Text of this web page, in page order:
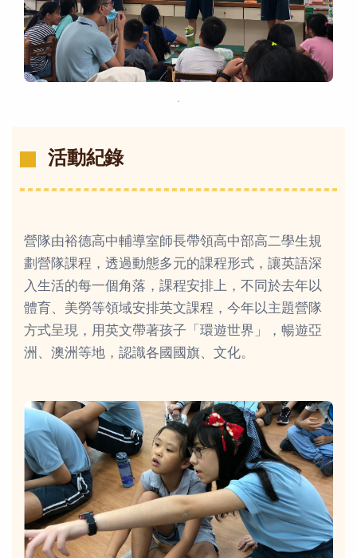
．
活動紀錄
營隊由裕德高中輔導室師長帶領高中部高二學生規
劃營隊課程，透過動態多元的課程形式，讓英語深
入生活的每一個角落，課程安排上，不同於去年以
體育、美勞等領域安排英文課程，今年以主題營隊
方式呈現，用英文帶著孩子「環遊世界」，暢遊亞
洲、澳洲等地，認識各國國旗、文化。